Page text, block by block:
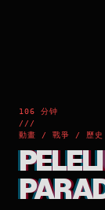
106 分钟
///
動畫 / 戰爭 / 歷史